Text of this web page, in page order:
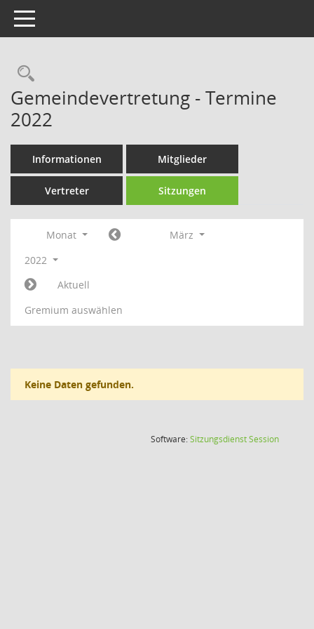
Toggle navigation
Rechercheauswahl
Gemeindevertretung - Termine
2022
Informationen Mitglieder
Vertreter Sitzungen
Monat
März
2022
Aktuell
Gremium auswählen
Keine Daten gefunden.
Software:SitzungsdienstSession(Wird in